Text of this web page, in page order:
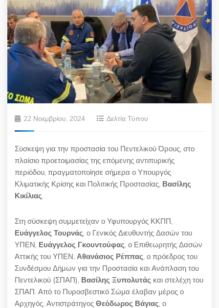
22 Νοεμβρίου, 2024 Δελτία Τύπου
Σύσκεψη για την προστασία του Πεντελικού Όρους, στο
πλαίσιο προετοιμασίας της επόμενης αντιπυρικής
περιόδου, πραγματοποίησε σήμερα ο Υπουργός
Κλιματικής Κρίσης και Πολιτικής Προστασίας, Βασίλης
Κικίλιας.
Στη σύσκεψη συμμετείχαν ο Υφυπουργός ΚΚΠΠ,
Ευάγγελος Τουρνάς, ο Γενικός Διευθυντής Δασών του
ΥΠΕΝ, Ευάγγελος Γκουντούφας, ο Επιθεωρητής Δασών
Αττικής του ΥΠΕΝ, Αθανάσιος Ρέππας, ο πρόεδρος του
Συνδέσμου Δήμων για την Προστασία και Ανάπλαση του
Πεντελικού (ΣΠΑΠ), Βασίλης Ξυπολυτάς και στελέχη του
ΣΠΑΠ. Από το Πυροσβεστικό Σώμα έλαβαν μέρος ο
Αρχηγός, Αντιστράτηγος Θεόδωρος Βάγιας, ο